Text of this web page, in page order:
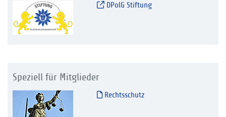
DPolG Stiftung
Speziell für Mitglieder
Rechtsschutz